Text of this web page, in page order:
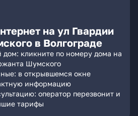
на ул Гвардии
в Волгограде
дом: кликните по номеру дома на
Шумского
в открывшемся окне
информацию
оператор перезвонит и
тарифы